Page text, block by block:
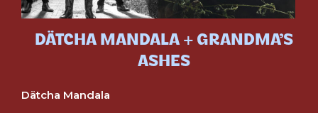
DÄTCHA MANDALA + GRANDMA’S
ASHES
Dätcha Mandala